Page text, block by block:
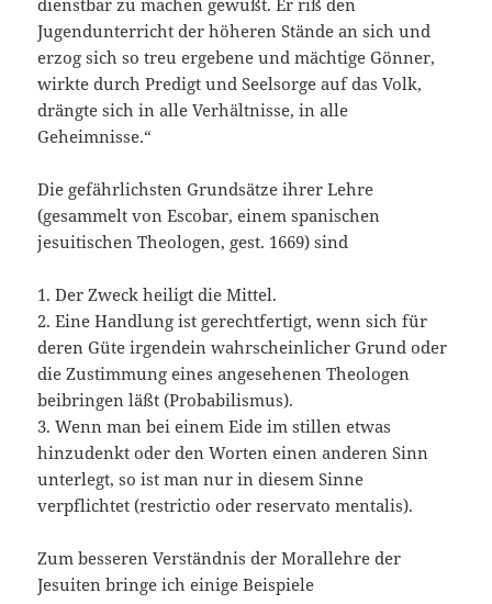
dienstbar zu machen gewußt. Er riß den
Jugendunterricht der höheren Stände an sich und
erzog sich so treu ergebene und mächtige Gönner,
wirkte durch Predigt und Seelsorge auf das Volk,
drängte sich in alle Verhältnisse, in alle
Geheimnisse.“
Die gefährlichsten Grundsätze ihrer Lehre
(gesammelt von Escobar, einem spanischen
jesuitischen Theologen, gest. 1669) sind
1. Der Zweck heiligt die Mittel.
2. Eine Handlung ist gerechtfertigt, wenn sich für
deren Güte irgendein wahrscheinlicher Grund oder
die Zustimmung eines angesehenen Theologen
beibringen läßt (Probabilismus).
3. Wenn man bei einem Eide im stillen etwas
hinzudenkt oder den Worten einen anderen Sinn
unterlegt, so ist man nur in diesem Sinne
verpflichtet (restrictio oder reservato mentalis).
Zum besseren Verständnis der Morallehre der
Jesuiten bringe ich einige Beispiele